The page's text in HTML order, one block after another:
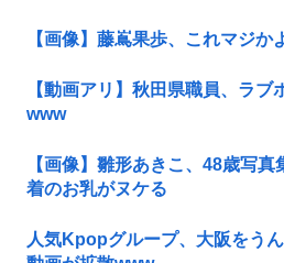
【画像】藤嶌果歩、これマジか
【動画アリ】秋田県職員、ラブ
www
【画像】雛形あきこ、48歳写
着のお乳がヌケる
人気Kpopグループ、大阪をう